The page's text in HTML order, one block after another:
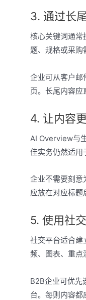
3. 通过长
核心关键词通常
题、规格或采购
企业可从客户
页。长尾内容应
4. 让内容
AI Overview与
佳实务仍然适用
企业不需要刻意
应放在对应标题
5. 使用社
社交平台适合建
频、图表、重点
B2B企业可优
台。每则内容都